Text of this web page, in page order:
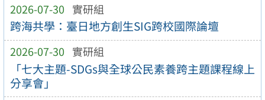
2026-07-30 實研組
跨海共學：臺日地方創生SIG跨校國際論壇
2026-07-30 實研組
「七大主題-SDGs與全球公民素養跨主題課程線上
分享會」